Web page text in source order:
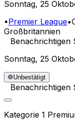
Sonntag, 25
•Premier League•
Großbritannien
Benachrichtigen
Sonntag, 25
Unbestätigt
Benachrichtigen
Kategorie 1